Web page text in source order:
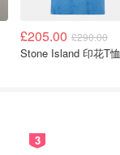
£205.00 £290.00
Stone Island 印花T恤
3